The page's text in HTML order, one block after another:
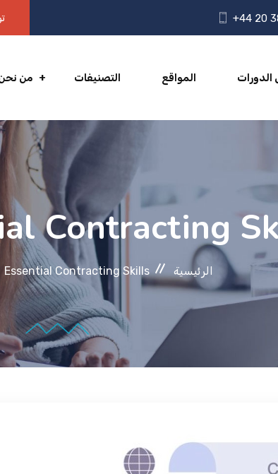
+44 20
الدورات المواقع التصنيفات من
Contracting
الرئيسية Essential Contracting Skills